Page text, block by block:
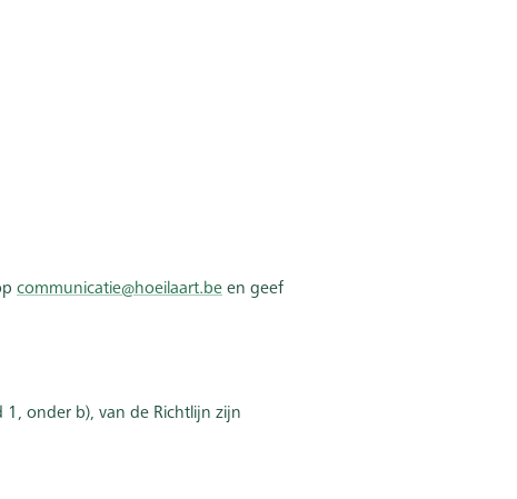
communicatie@hoeilaart.be en geef
onder b), van de Richtlijn zijn